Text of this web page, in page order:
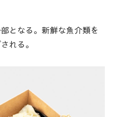
となる。新鮮な魚介類を
れる。